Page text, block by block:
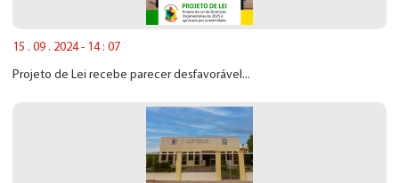
15 . 09 . 2024 - 14 : 07
Projeto de Lei recebe parecer desfavorável...